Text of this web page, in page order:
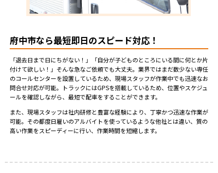
府中市なら最短即日のスピード対応！
「退去日まで日にちがない！」「自分が子どものところにいる間に何とか片
付けて欲しい！」そんな急なご依頼でも大丈夫。業界ではまだ数少ない専任
のコールセンターを設置しているため、現場スタッフが作業中でも迅速なお
問合せ対応が可能。トラックにはGPSを搭載しているため、位置やスケジュ
ールを確認しながら、最短で配車をすることができます。
また、現場スタッフは社内研修と豊富な経験により、丁寧かつ迅速な作業が
可能。その都度日雇いのアルバイトを使っているような他社とは違い、質の
高い作業をスピーディーに行い、作業時間を短縮します。